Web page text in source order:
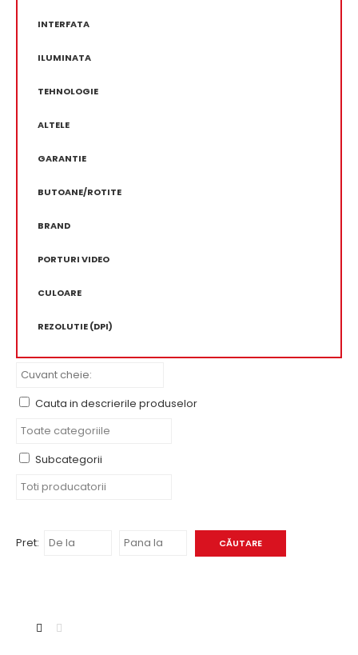
INTERFATA
ILUMINATA
TEHNOLOGIE
ALTELE
GARANTIE
BUTOANE/ROTITE
BRAND
PORTURI VIDEO
CULOARE
REZOLUTIE (DPI)
Cauta in descrierile produselor
Subcategorii
Pret: